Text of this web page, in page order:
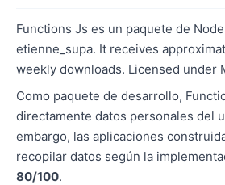
Functions Js es un paquete de
etienne_supa. It receives
weekly downloads. Licensed under
Como paquete de desarrollo,
directamente datos personales del
embargo, las aplicaciones
recopilar datos según la
80/100.